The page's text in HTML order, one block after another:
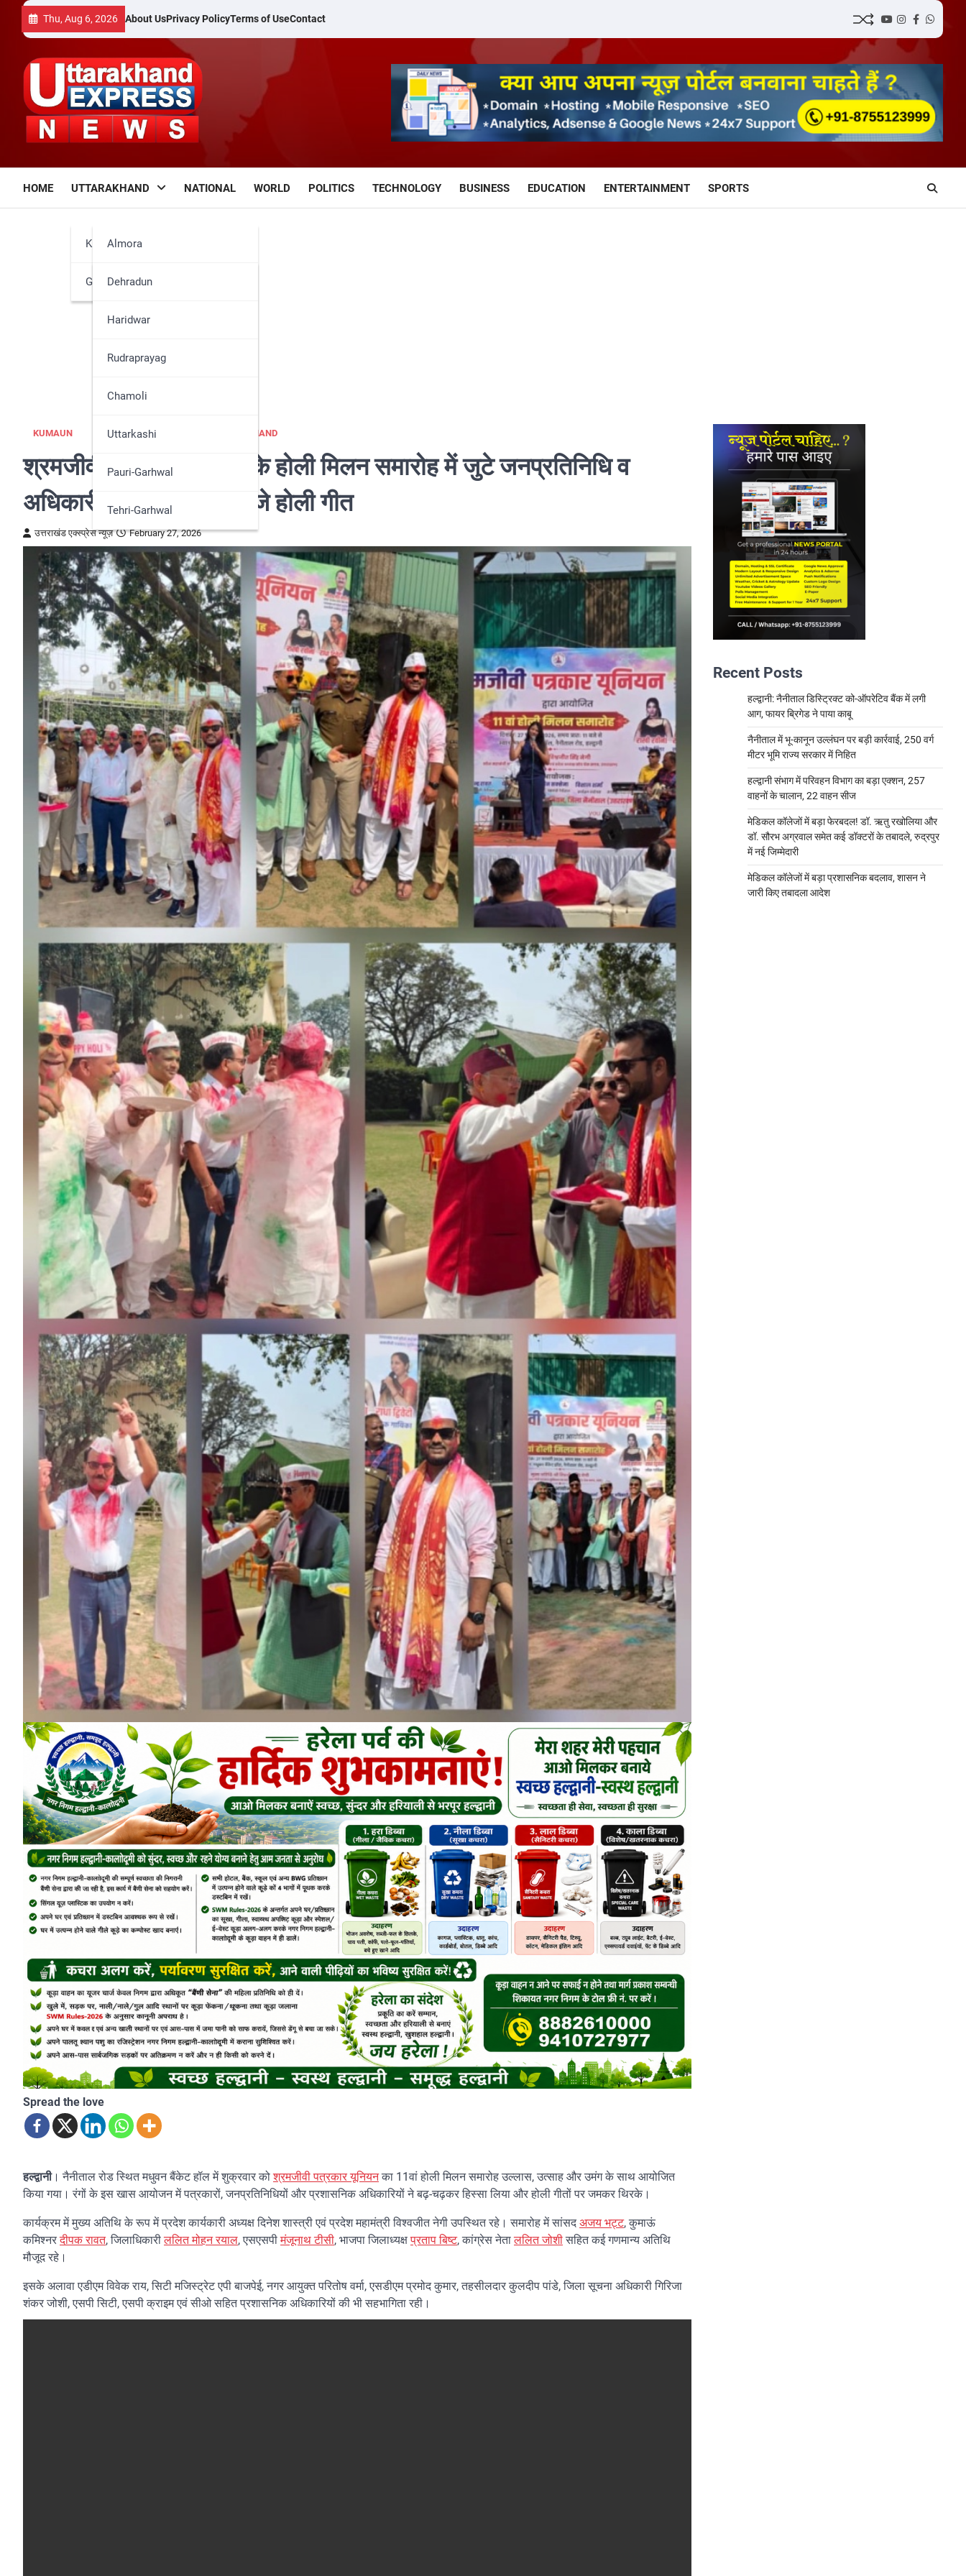
content
Thu, Aug 6, 2026 About UsPrivacy PolicyTerms of UseContact
YouTube
Instagram
Facebook
HOME UTTARAKHAND
KumaunAlmora
Bageshwar
Champawat
Nainital
Pithoragarh
Udham Singh Nagar
GarhwalDehradun
Haridwar
Rudraprayag
Chamoli
Uttarkashi
Pauri-Garhwal
Tehri-Garhwal
NATIONAL WORLD POLITICS TECHNOLOGY BUSINESS EDUCATION ENTERTAINMENT SPORTS
KUMAUN NAINITAL UTTARAKHAND
श्रमजीवी पत्रकार यूनियन के होली मिलन समारोह में जुटे जनप्रतिनिधि व
अधिकारी, रंग-गुलाल संग गूंजे होली गीत
उत्तराखंड एक्स्प्रेस न्यूज़ February 27, 2026
Spread the love
हल्द्वानी। नैनीताल रोड स्थित मधुवन बैंकेट हॉल में शुक्रवार कोश्रमजीवी पत्रकार यूनियनका 11वां होली मिलन समारोह उल्लास, उत्साह और उमंग के साथ आयोजित
किया गया। रंगों के इस खास आयोजन में पत्रकारों, जनप्रतिनिधियों और प्रशासनिक अधिकारियों ने बढ़-चढ़कर हिस्सा लिया और होली गीतों पर जमकर थिरके।
कार्यक्रम में मुख्य अतिथि के रूप में प्रदेश कार्यकारी अध्यक्ष दिनेश शास्त्री एवं प्रदेश महामंत्री विश्वजीत नेगी उपस्थित रहे। समारोह में सांसदअजय भट्ट, कुमाऊं
कमिश्नरदीपक रावत, जिलाधिकारीललित मोहन रयाल, एसएसपीमंजूनाथ टीसी, भाजपा जिलाध्यक्षप्रताप बिष्ट, कांग्रेस नेताललित जोशीसहित कई गणमान्य अतिथि
मौजूद रहे।
इसके अलावा एडीएम विवेक राय, सिटी मजिस्ट्रेट एपी बाजपेई, नगर आयुक्त परितोष वर्मा, एसडीएम प्रमोद कुमार, तहसीलदार कुलदीप पांडे, जिला सूचना अधिकारी गिरिजा
शंकर जोशी, एसपी सिटी, एसपी क्राइम एवं सीओ सहित प्रशासनिक अधिकारियों की भी सहभागिता रही।
Recent Posts
हल्द्वानी: नैनीताल डिस्ट्रिक्ट को-ऑपरेटिव बैंक में लगी
आग, फायर ब्रिगेड ने पाया काबू
नैनीताल में भू-कानून उल्लंघन पर बड़ी कार्रवाई, 250 वर्ग
मीटर भूमि राज्य सरकार में निहित
हल्द्वानी संभाग में परिवहन विभाग का बड़ा एक्शन, 257
वाहनों के चालान, 22 वाहन सीज
मेडिकल कॉलेजों में बड़ा फेरबदल! डॉ. ऋतु रखोलिया और
डॉ. सौरभ अग्रवाल समेत कई डॉक्टरों के तबादले, रुद्रपुर
में नई जिम्मेदारी
मेडिकल कॉलेजों में बड़ा प्रशासनिक बदलाव, शासन ने
जारी किए तबादला आदेश